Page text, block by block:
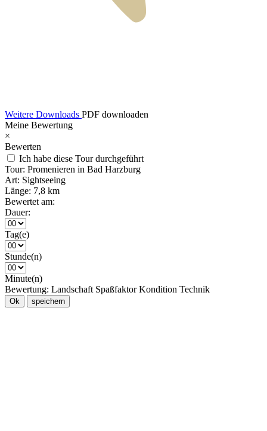
Weitere Downloads PDF downloaden
Meine Bewertung
×
Bewerten
Ich habe diese Tour durchgeführt
Tour: Promenieren in Bad Harzburg
Art: Sightseeing
Länge: 7,8 km
Bewertet am:
Dauer:
Tag(e)
Stunde(n)
Minute(n)
Bewertung: Landschaft Spaßfaktor Kondition Technik
Ok speichern